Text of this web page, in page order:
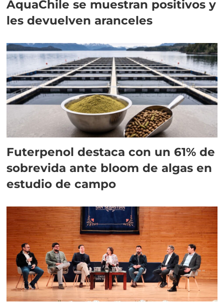
AquaChile se muestran positivos y
les devuelven aranceles
Futerpenol destaca con un 61% de
sobrevida ante bloom de algas en
estudio de campo